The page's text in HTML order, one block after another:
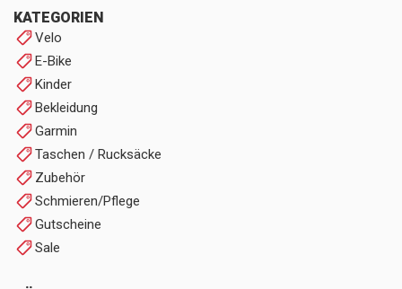
KATEGORIEN
Velo
E-Bike
Kinder
Bekleidung
Garmin
Taschen / Rucksäcke
Zubehör
Schmieren/Pflege
Gutscheine
Sale